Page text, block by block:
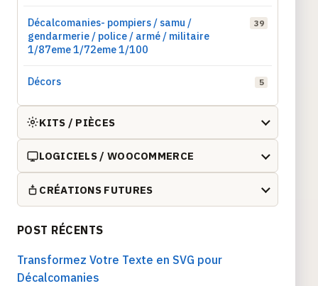
Décalcomanies- pompiers / samu /
gendarmerie / police / armé / militaire
1/87eme 1/72eme 1/100
39
Décors 5
KITS / PIÈCES
LOGICIELS / WOOCOMMERCE
CRÉATIONS FUTURES
POST RÉCENTS
Transformez Votre Texte en SVG pour
Décalcomanies